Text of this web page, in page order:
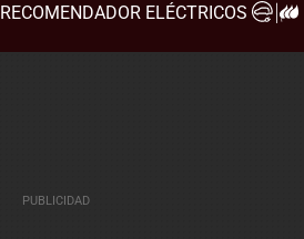
RECOMENDADOR ELÉCTRICOS